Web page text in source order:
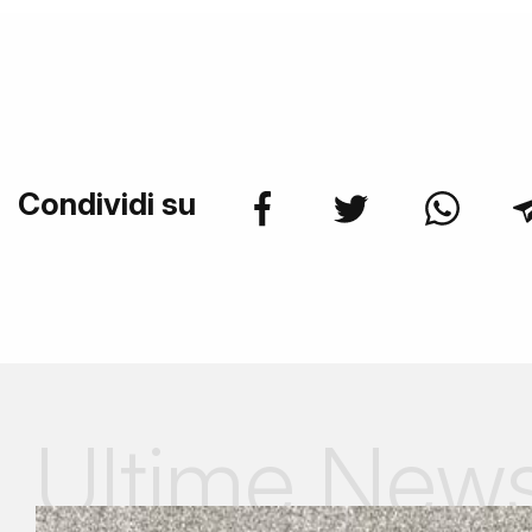
Condividi su
Ultime